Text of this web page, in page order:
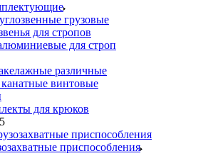
грузовые
для стропов
для строп
различные
винтовые
для крюков
приспособления